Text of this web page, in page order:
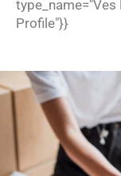
type_name="Ves
Profile"}}